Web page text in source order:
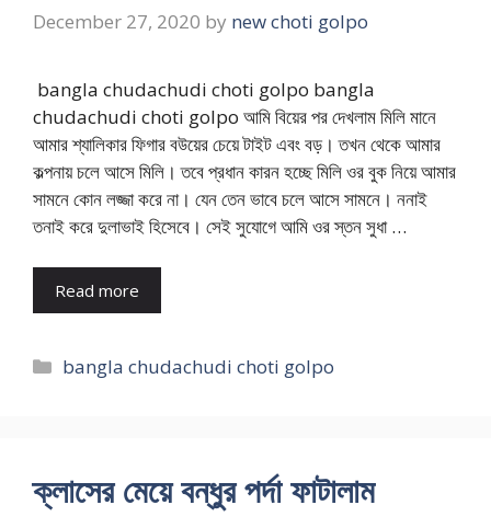
December 27, 2020 by new choti golpo
bangla chudachudi choti golpo bangla
chudachudi choti golpo আমি বিয়ের পর দেখলাম মিলি মানে
আমার শ্যালিকার ফিগার বউয়ের চেয়ে টাইট এবং বড়। তখন থেকে আমার
কল্পনায় চলে আসে মিলি। তবে প্রধান কারন হচ্ছে মিলি ওর বুক নিয়ে আমার
সামনে কোন লজ্জা করে না। যেন তেন ভাবে চলে আসে সামনে। ননাই
তনাই করে দুলাভাই হিসেবে। সেই সুযোগে আমি ওর স্তন সুধা …
Read more
Categories
bangla chudachudi choti golpo
ক্লাসের মেয়ে বন্ধুর পর্দা ফাটালাম